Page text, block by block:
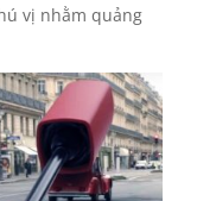
vị nhằm quảng